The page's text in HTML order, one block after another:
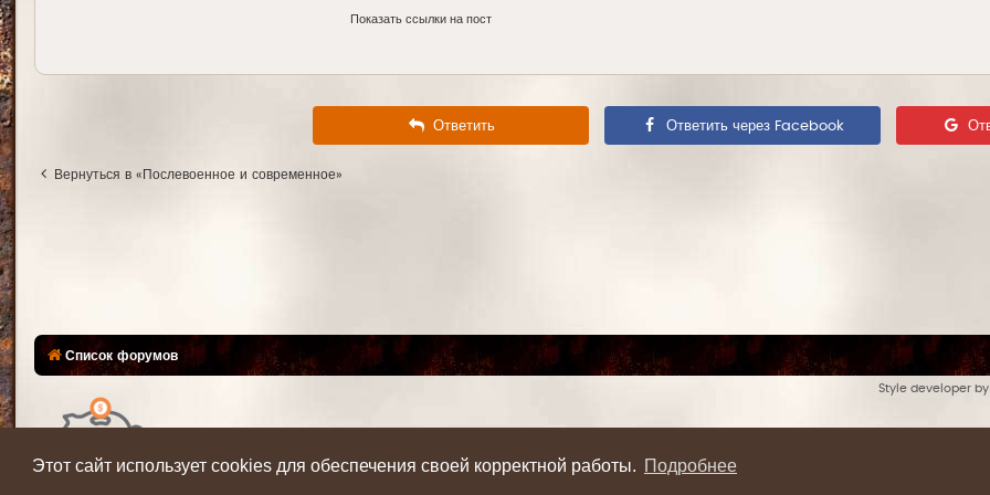
Этот сайт использует cookies для обеспечения своей корректной работы. Подробнее
Показать ссылки на пост
Ответить Ответить через Facebook
Вернуться в «Послевоенное и современное»
Список форумов
Style developer by